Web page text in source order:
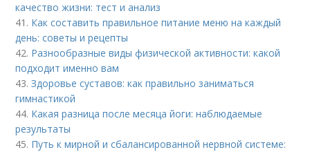
качество жизни: тест и анализ
41. Как составить правильное питание меню на каждый
день: советы и рецепты
42. Разнообразные виды физической активности: какой
подходит именно вам
43.Здоровье суставов: как правильно заниматься
гимнастикой
44. Какая разница после месяца йоги: наблюдаемые
результаты
45. Путь к мирной и сбалансированной нервной системе: